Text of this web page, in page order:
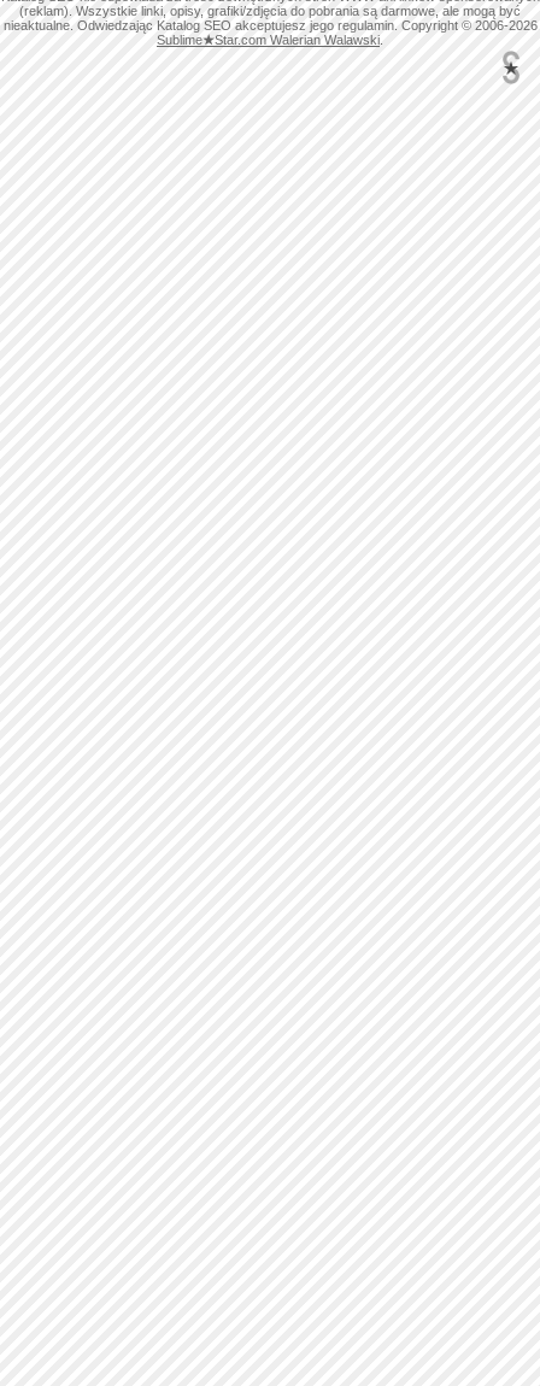
(reklam). Wszystkie linki, opisy, grafiki/zdjęcia do pobrania są darmowe, ale mogą być
nieaktualne. Odwiedzając Katalog SEO akceptujesz jego regulamin. Copyright © 2006-2026
Sublime★Star.com Walerian Walawski